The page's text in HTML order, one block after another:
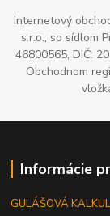
Internetový
s.r.o., so sídlom
46800565, DIČ:
Obchodnom
Informácie
GULÁŠOVÁ